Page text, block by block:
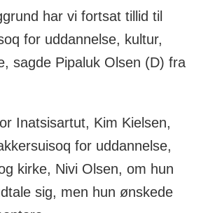
har vi fortsat tillid til
for uddannelse, kultur,
sagde Pipaluk Olsen (D) fra
Inatsisartut, Kim Kielsen,
for uddannelse,
kirke, Nivi Olsen, om hun
sig, men hun ønskede